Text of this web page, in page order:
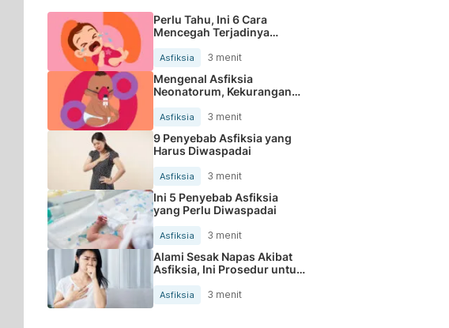
Perlu Tahu, Ini 6 Cara
Mencegah Terjadinya
Asfiksia 3 menit
Mengenal Asfiksia
Neonatorum, Kekurangan
Asfiksia 3 menit
9 Penyebab Asfiksia yang
Harus Diwaspadai
Asfiksia 3 menit
Ini 5 Penyebab Asfiksia
yang Perlu Diwaspadai
Asfiksia 3 menit
Alami Sesak Napas Akibat
Asfiksia, Ini Prosedur untuk
Asfiksia 3 menit